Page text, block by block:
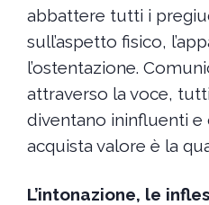
abbattere tutti i
sull’aspetto fisico,
l’ostentazione.
attraverso la voce,
diventano ininfluenti e
acquista valore è la
L’intonazione, le